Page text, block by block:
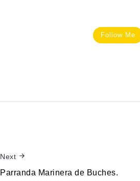
Follow Me
Next
Parranda Marinera de Buches.